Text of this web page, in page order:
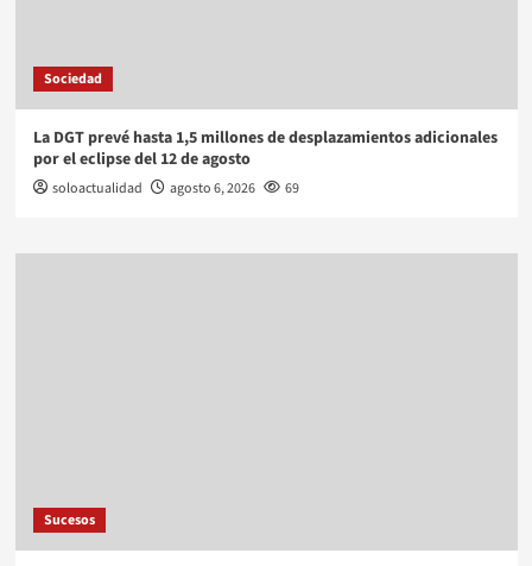
Sociedad
La DGT prevé hasta 1,5 millones de desplazamientos adicionales
por el eclipse del 12 de agosto
soloactualidad agosto 6, 2026 69
Sucesos